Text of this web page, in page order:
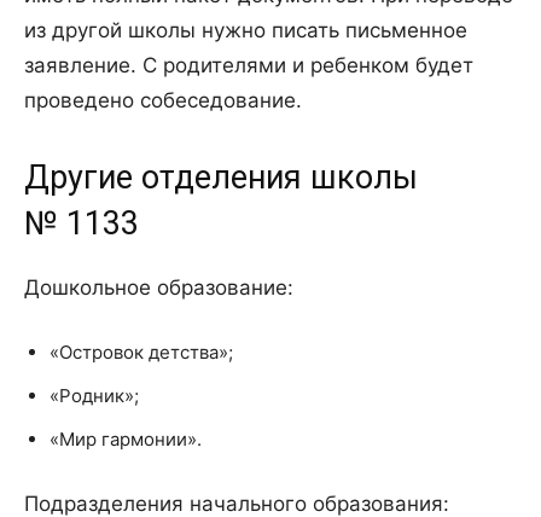
из другой школы нужно писать письменное
заявление. С родителями и ребенком будет
проведено собеседование.
Другие отделения школы
№ 1133
Дошкольное образование:
«Островок детства»;
«Родник»;
«Мир гармонии».
Подразделения начального образования: